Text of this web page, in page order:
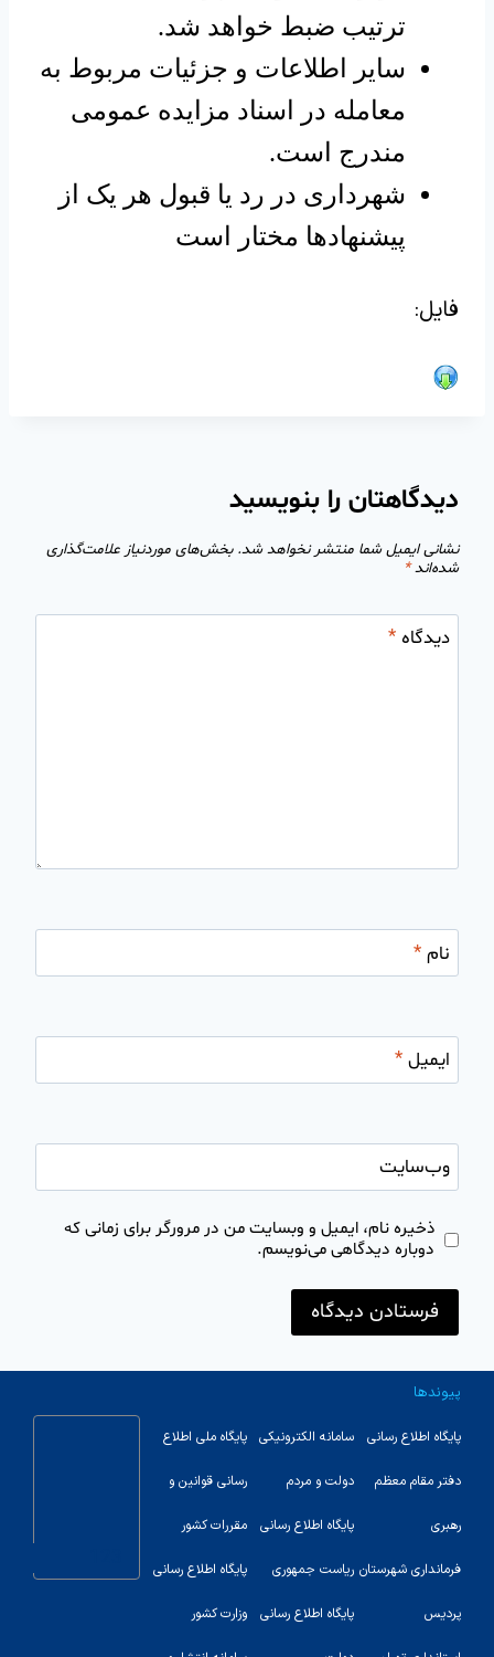
ترتیب ضبط خواهد شد.
سایر اطلاعات و جزئیات مربوط به
معامله در اسناد مزایده عمومی
مندرج است.
شهرداری در رد یا قبول هر یک از
پیشنهادها مختار است
فایل:
دیدگاهتان را بنویسید
نشانی ایمیل شما منتشر نخواهد شد. بخش‌های موردنیاز علامت‌گذاری
شده‌اند*
دیدگاه*
نام*
ایمیل*
وب‌سایت
ذخیره نام، ایمیل و وبسایت من در مرورگر برای زمانی که
دوباره دیدگاهی می‌نویسم.
پیوندها
پایگاه اطلاع رسانی
دفتر مقام معظم
رهبری
فرمانداری شهرستان
پردیس
سامانه الکترونیکی
دولت و مردم
پایگاه اطلاع رسانی
ریاست جمهوری
پایگاه اطلاع رسانی
پایگاه ملی اطلاع
رسانی قوانین و
مقررات کشور
پایگاه اطلاع رسانی
وزارت کشور